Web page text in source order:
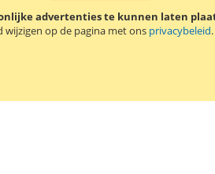
advertenties te kunnen laten
wijzigen op de pagina met ons privacybeleid
In Winkelwagen
VOEG
TOE